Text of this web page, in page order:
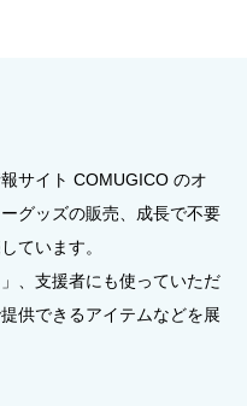
サイト COMUGICO のオ
グッズの販売、成長で不要
ています。
、支援者にも使っていただ
供できるアイテムなどを展